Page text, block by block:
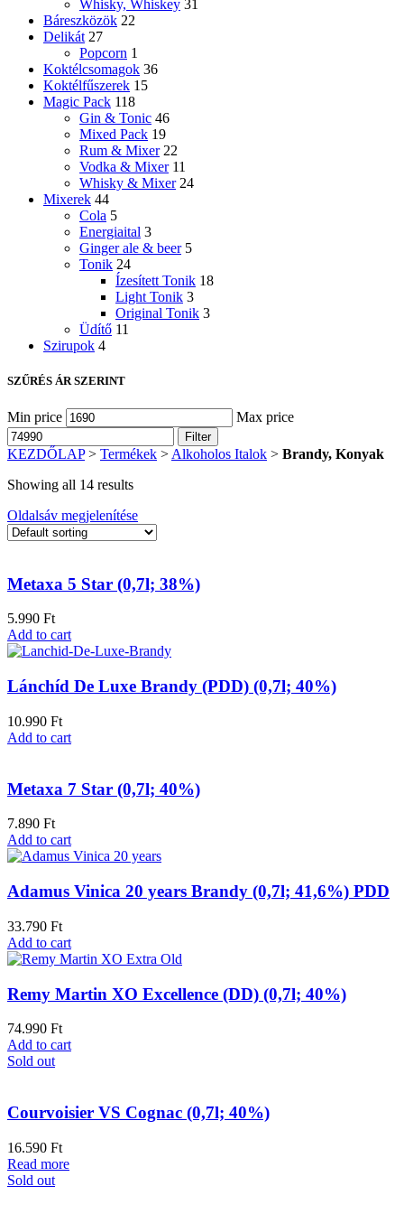
Whisky, Whiskey 31
Báreszközök 22
Delikát 27
Popcorn 1
Koktélcsomagok 36
Koktélfűszerek 15
Magic Pack 118
Gin & Tonic 46
Mixed Pack 19
Rum & Mixer 22
Vodka & Mixer 11
Whisky & Mixer 24
Mixerek 44
Cola 5
Energiaital 3
Ginger ale & beer 5
Tonik 24
Ízesített Tonik 18
Light Tonik 3
Original Tonik 3
Üdítő 11
Szirupok 4
SZŰRÉS ÁR SZERINT
Min price Max price
Filter
KEZDŐLAP> Termékek > Alkoholos Italok > Brandy, Konyak
Showing all 14 results
Oldalsáv megjelenítése
Metaxa 5 Star (0,7l; 38%)
5.990 Ft
Add to cart
Lánchíd De Luxe Brandy (PDD) (0,7l; 40%)
10.990 Ft
Add to cart
Metaxa 7 Star (0,7l; 40%)
7.890 Ft
Add to cart
Adamus Vinica 20 years Brandy (0,7l; 41,6%) PDD
33.790 Ft
Add to cart
Remy Martin XO Excellence (DD) (0,7l; 40%)
74.990 Ft
Add to cart
Sold out
Courvoisier VS Cognac (0,7l; 40%)
16.590 Ft
Read more
Sold out